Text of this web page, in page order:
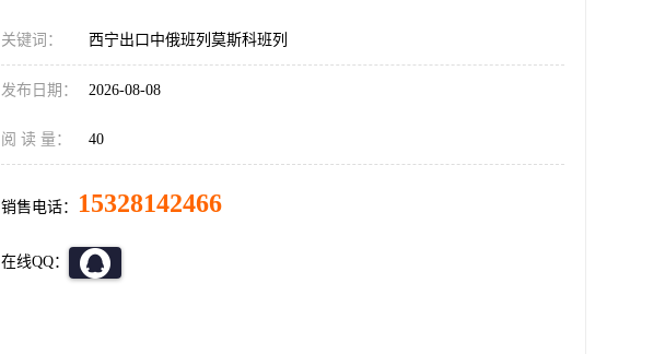
关键词： 西宁出口中俄班列莫斯科班列
发布日期： 2026-08-08
阅 读 量： 40
销售电话： 15328142466
在线QQ：